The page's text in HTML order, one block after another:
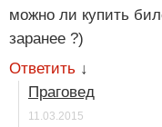
можно ли купить
заранее ?)
Ответить ↓
Праговед
11.03.2015